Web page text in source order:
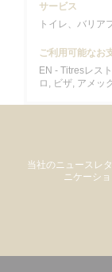
サービス
トイレ、バリア
ご利用可能なお
EN - Titresレス
ロ, ビザ, アメッ
当社のニュースレ
ニケーシ